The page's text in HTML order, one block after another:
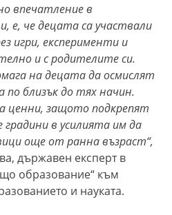
впечатление в
е, че децата са участвали
игри, експерименти и
и с родителите си.
на децата да осмислят
близък до тях начин.
ценни, защото подкрепят
в усилията им да
още от ранна възраст“,
държавен експерт в
образование“ към
и науката.